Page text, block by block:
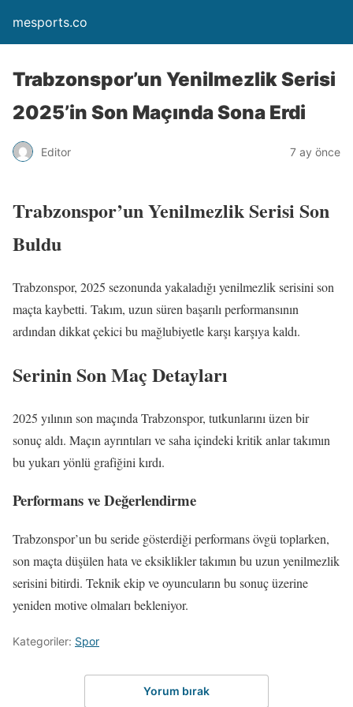
mesports.co
Trabzonspor’un Yenilmezlik Serisi
2025’in Son Maçında Sona Erdi
Editor 7 ay önce
Trabzonspor’un Yenilmezlik Serisi Son
Buldu
Trabzonspor, 2025 sezonunda yakaladığı yenilmezlik serisini son
maçta kaybetti. Takım, uzun süren başarılı performansının
ardından dikkat çekici bu mağlubiyetle karşı karşıya kaldı.
Serinin Son Maç Detayları
2025 yılının son maçında Trabzonspor, tutkunlarını üzen bir
sonuç aldı. Maçın ayrıntıları ve saha içindeki kritik anlar takımın
bu yukarı yönlü grafiğini kırdı.
Performans ve Değerlendirme
Trabzonspor’un bu seride gösterdiği performans övgü toplarken,
son maçta düşülen hata ve eksiklikler takımın bu uzun yenilmezlik
serisini bitirdi. Teknik ekip ve oyuncuların bu sonuç üzerine
yeniden motive olmaları bekleniyor.
Kategoriler: Spor
Yorum bırak